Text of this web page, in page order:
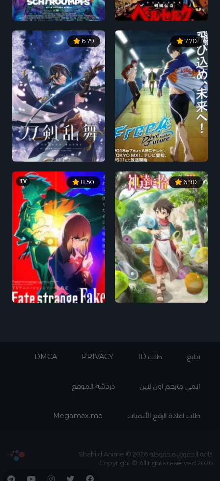
7.70
6.79
6.90
8.50
TV
تبليغ طلب ID PRIVACY
DMCA
انمي مترجم اون لاين دردشة الموقع
طلب اعادة الرفع الأنميات Megamax.me
كافة الحقوق محفوظة Shahiid Anime © 2026
Copyright © All rights reserved 2026